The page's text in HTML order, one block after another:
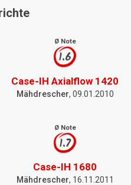
Ø Note
1.6
Case-IH Axialflow 1420
Mähdrescher, 09.01.2010
Ø Note
1.7
Case-IH 1680
Mähdrescher, 16.11.2011